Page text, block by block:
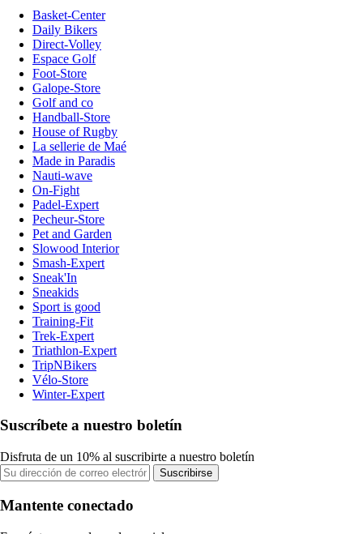
Basket-Center
Daily Bikers
Direct-Volley
Espace Golf
Foot-Store
Galope-Store
Golf and co
Handball-Store
House of Rugby
La sellerie de Maé
Made in Paradis
Nauti-wave
On-Fight
Padel-Expert
Pecheur-Store
Pet and Garden
Slowood Interior
Smash-Expert
Sneak'In
Sneakids
Sport is good
Training-Fit
Trek-Expert
Triathlon-Expert
TripNBikers
Vélo-Store
Winter-Expert
Suscríbete a nuestro boletín
Disfruta de un 10% al suscribirte a nuestro boletín
Suscribirse
Mantente conectado